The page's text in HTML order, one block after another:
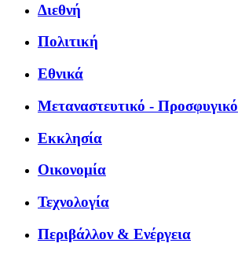
Διεθνή
Πολιτική
Εθνικά
Μεταναστευτικό - Προσφυγικό
Εκκλησία
Οικονομία
Τεχνολογία
Περιβάλλον & Ενέργεια